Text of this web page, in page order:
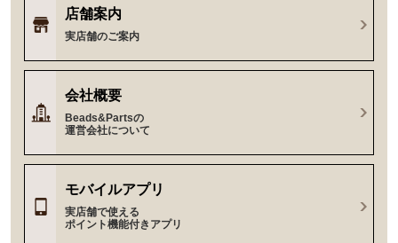
店舗案内
実店舗のご案内
会社概要
Beads&Partsの
運営会社について
モバイルアプリ
実店舗で使える
ポイント機能付きアプリ